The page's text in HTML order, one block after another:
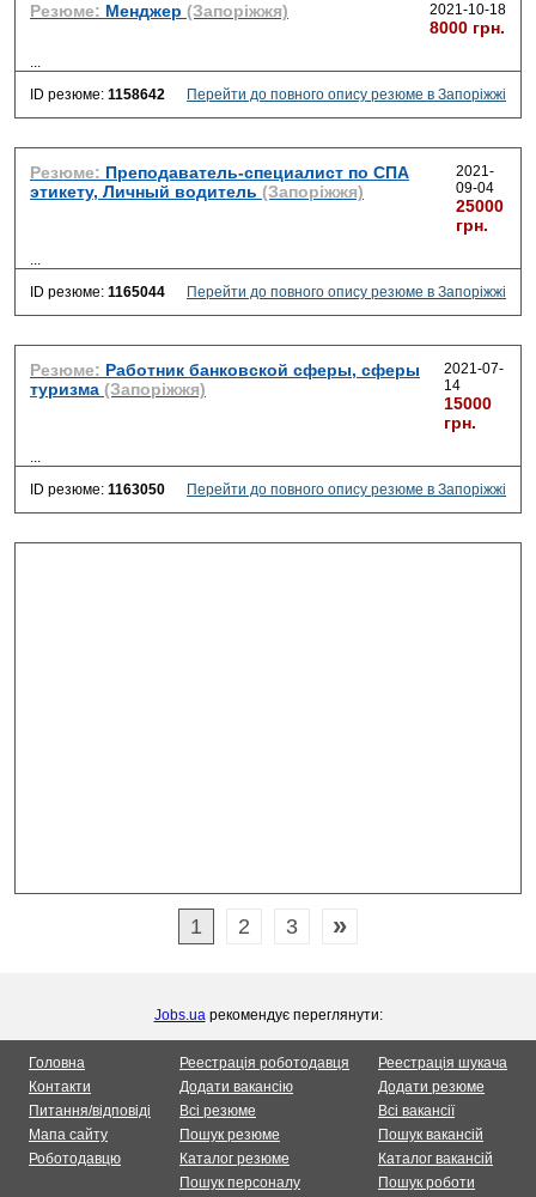
Резюме: Менджер (Запоріжжя) 2021-10-18
8000 грн.
...
ID резюме: 1158642 Перейти до повного опису резюме в Запоріжжі
Резюме: Преподаватель-специалист по СПА
этикету, Личный водитель (Запоріжжя)
2021-
09-04
25000
грн.
...
ID резюме: 1165044 Перейти до повного опису резюме в Запоріжжі
Резюме: Работник банковской сферы, сферы
туризма (Запоріжжя)
2021-07-
14
15000
грн.
...
ID резюме: 1163050 Перейти до повного опису резюме в Запоріжжі
1 2 3 »
Jobs.uaрекомендує переглянути:
Головна
Контакти
Питання/відповіді
Мапа сайту
Роботодавцю
Реестрація роботодавця
Додати вакансію
Всі резюме
Пошук резюме
Каталог резюме
Пошук персоналу
Реестрація шукача
Додати резюме
Всі вакансії
Пошук вакансій
Каталог вакансій
Пошук роботи